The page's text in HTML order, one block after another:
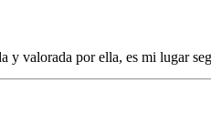
y valorada por ella, es mi lugar